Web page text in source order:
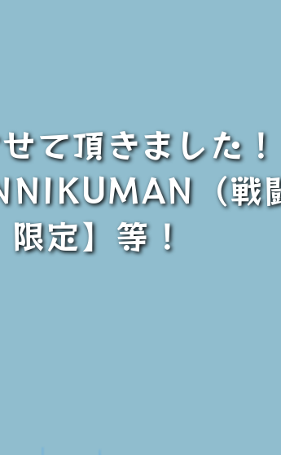
て頂きました
（戦
限定】等！